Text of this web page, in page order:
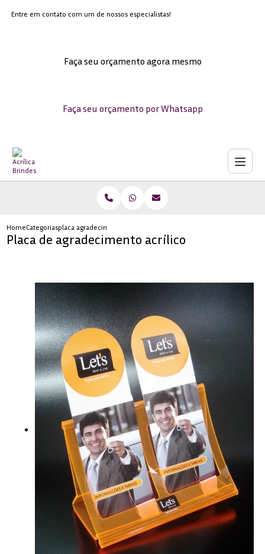
Entre em contato com um de nossos especialistas!
Faça seu orçamento agora mesmo
Faça seu orçamento por Whatsapp
HomeCategoriasplaca agradecimento acrilico
Placa de agradecimento acrílico